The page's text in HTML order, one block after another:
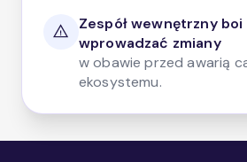
Zespół wewnętrzny boi
wprowadzać zmiany
w obawie przed awarią
ekosystemu.